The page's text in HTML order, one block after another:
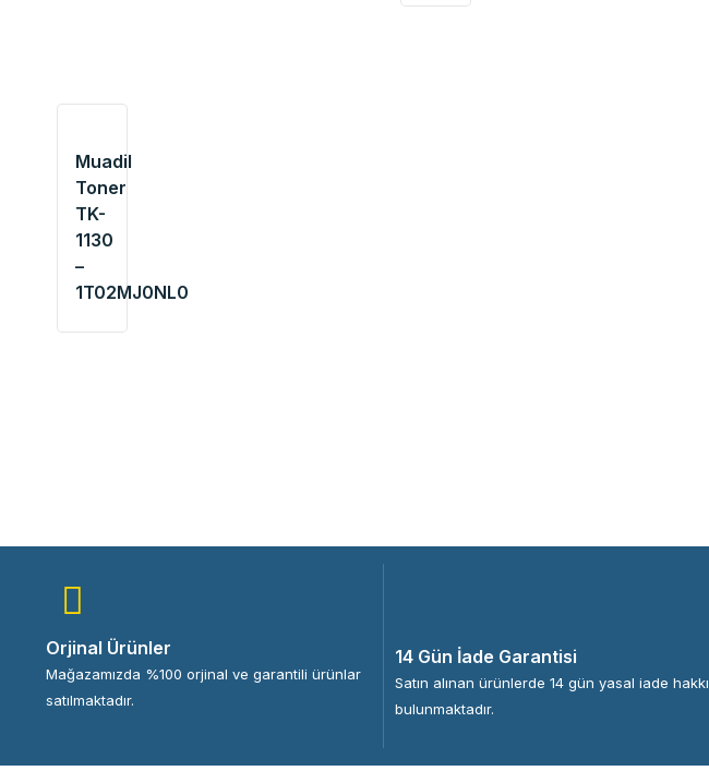
Muadil
Toner
TK-
1130
–
1T02MJ0NL0
Orjinal Ürünler
Mağazamızda %100 orjinal ve garantili ürünlar
satılmaktadır.
14 Gün İade Garantisi
Satın alınan ürünlerde 14 gün yasal iade hakkı
bulunmaktadır.